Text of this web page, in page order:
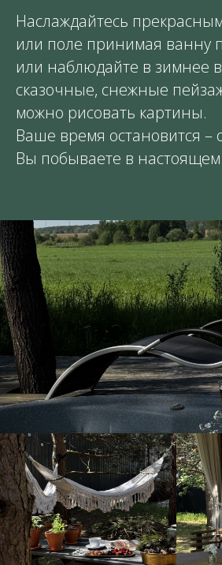
Наслаждайтесь
или поле принимая ванну
или наблюдайте в зимнее
сказочные, снежные
можно рисовать картины.
Ваше время остановится –
Вы побываете в